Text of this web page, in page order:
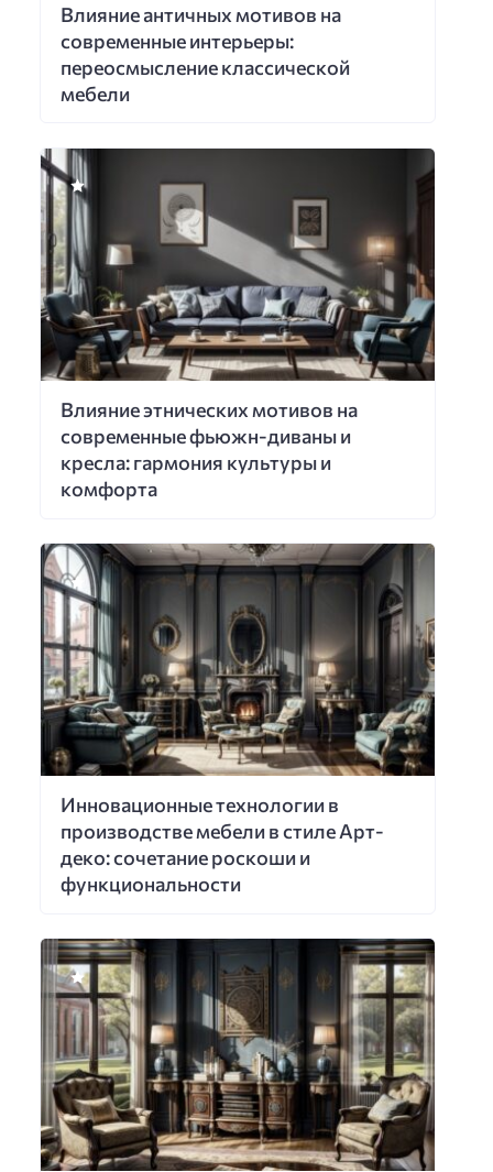
Влияние античных мотивов на
современные интерьеры:
переосмысление классической
мебели
Влияние этнических мотивов на
современные фьюжн-диваны и
кресла: гармония культуры и
комфорта
Инновационные технологии в
производстве мебели в стиле Арт-
деко: сочетание роскоши и
функциональности